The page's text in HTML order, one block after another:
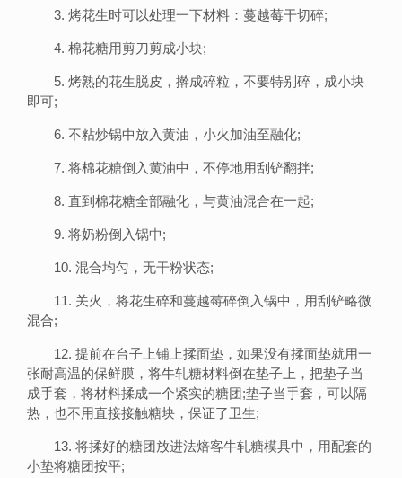
3. 烤花生时可以处理一下材料：蔓越莓干切碎;
4. 棉花糖用剪刀剪成小块;
5. 烤熟的花生脱皮，擀成碎粒，不要特别碎，成小块
即可;
6. 不粘炒锅中放入黄油，小火加油至融化;
7. 将棉花糖倒入黄油中，不停地用刮铲翻拌;
8. 直到棉花糖全部融化，与黄油混合在一起;
9. 将奶粉倒入锅中;
10. 混合均匀，无干粉状态;
11. 关火，将花生碎和蔓越莓碎倒入锅中，用刮铲略微
混合;
12. 提前在台子上铺上揉面垫，如果没有揉面垫就用一
张耐高温的保鲜膜，将牛轧糖材料倒在垫子上，把垫子当
成手套，将材料揉成一个紧实的糖团;垫子当手套，可以隔
热，也不用直接接触糖块，保证了卫生;
13. 将揉好的糖团放进法焙客牛轧糖模具中，用配套的
小垫将糖团按平;